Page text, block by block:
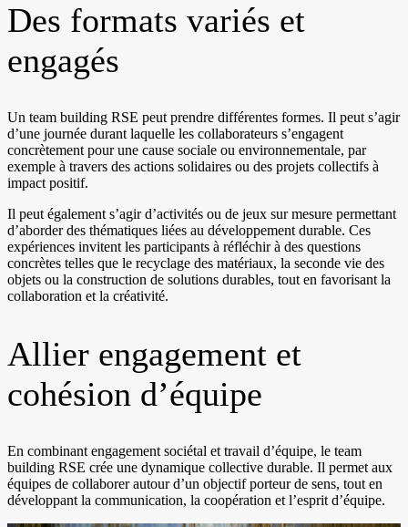
Des formats variés et
engagés
Un team building RSE peut prendre différentes formes. Il peut s’agir
d’une journée durant laquelle les collaborateurs s’engagent
concrètement pour une cause sociale ou environnementale, par
exemple à travers des actions solidaires ou des projets collectifs à
impact positif.
Il peut également s’agir d’activités ou de jeux sur mesure permettant
d’aborder des thématiques liées au développement durable. Ces
expériences invitent les participants à réfléchir à des questions
concrètes telles que le recyclage des matériaux, la seconde vie des
objets ou la construction de solutions durables, tout en favorisant la
collaboration et la créativité.
Allier engagement et
cohésion d’équipe
En combinant engagement sociétal et travail d’équipe, le team
building RSE crée une dynamique collective durable. Il permet aux
équipes de collaborer autour d’un objectif porteur de sens, tout en
développant la communication, la coopération et l’esprit d’équipe.